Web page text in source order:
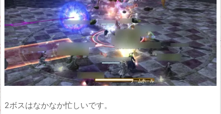
2ボスはなかなか忙しいです。